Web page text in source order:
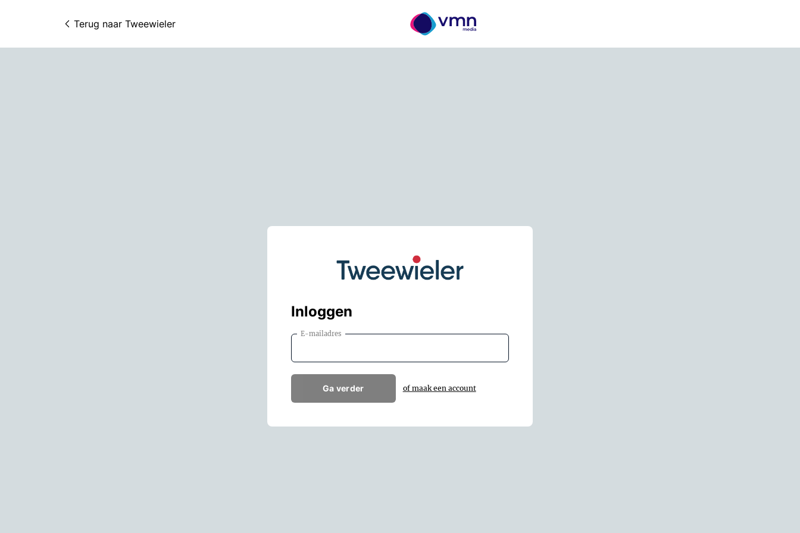
Terug naar Tweewieler
Inloggen
E-mailadres
Ga verder of maak een account